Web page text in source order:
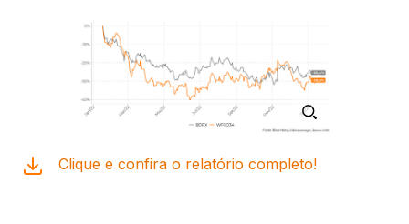
Clique e confira o relatório completo!